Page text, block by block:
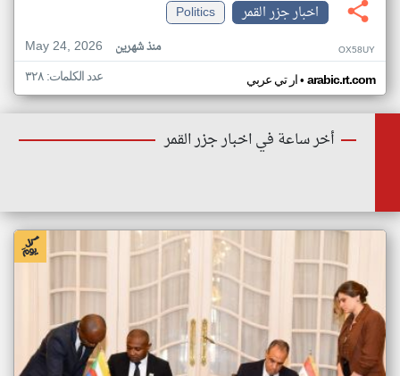
اخبار جزر القمر
Politics
May 24, 2026
منذ شهرين OX58UY
ار تي عربي• arabic.rt.com عدد الكلمات: ٣٢٨
أخر ساعة في اخبار جزر القمر